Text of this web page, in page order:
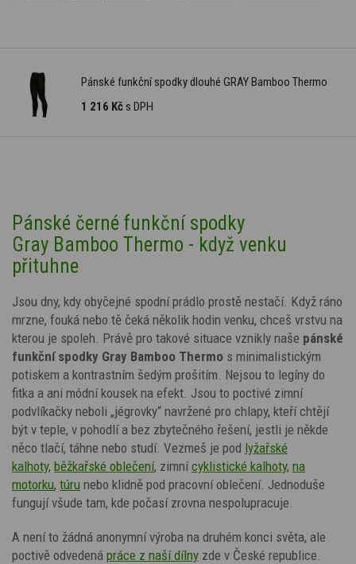
Pánské funkční spodky dlouhé GRAY Bamboo Thermo
1 216 Kčs DPH
Pánské černé funkční spodky
Gray Bamboo Thermo - když venku
přituhne
Jsou dny, kdy obyčejné spodní prádlo prostě nestačí. Když ráno
mrzne, fouká nebo tě čeká několik hodin venku, chceš vrstvu na
kterou je spoleh. Právě pro takové situace vznikly naše pánské
funkční spodky Gray Bamboo Thermo s minimalistickým
potiskem a kontrastním šedým prošitím Nejsou to legíny do
fitka a ani módní kousek na efekt. Jsou to poctivé zimní
podvlíkačky neboli „jégrovky“ navržené pro chlapy, kteří chtějí
být v teple, v pohodlí a bez zbytečného řešení, jestli je někde
něco tlačí, táhne nebo studí. Vezmeš je pod lyžařské
kalhoty, běžkařské oblečení, zimní cyklistické kalhoty, na
motorku, túru nebo klidně pod pracovní oblečení. Jednoduše
fungují všude tam, kde počasí zrovna nespolupracuje.
A není to žádná anonymní výroba na druhém konci světa, ale
poctivě odvedená práce z naší dílny zde v České republice.